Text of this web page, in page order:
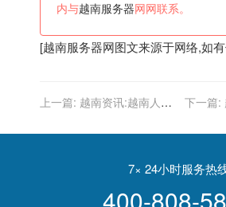
内与越南服务器 网网联系。
[越南服务器网图文来源于网络,如
上一篇: 越南资讯:越南人胆
唱成烫嘴版，开口我笑岔气
下一篇:
7× 24小时服务热
400-808-